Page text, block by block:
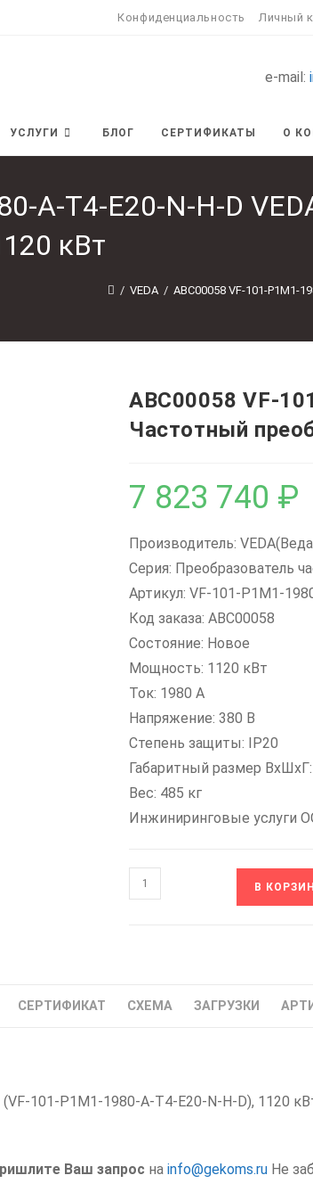
Конфиденциальность Личный
e-mail:
УСЛУГИ БЛОГ СЕРТИФИКАТЫ О
A-T4-E20-N-H-D
кВт
/ VEDA / ABC00058 VF-101-P1M1-
ABC00058 VF-
Частотный
7 823 740 ₽
Производитель:
Серия: Преобразователь
Артикул: VF-101-P1M1-
Код заказа: ABC00058
Состояние: Новое
Мощность: 1120 кВт
Ток: 1980 А
Напряжение: 380 В
Степень защиты: IP20
Габаритный размер
Вес: 485 кг
Инжиниринговые услуги
Количество
товара
1980-
N-
VEDA
В
СЕРТИФИКАТ СХЕМА ЗАГРУЗКИ
101-P1M1-1980-A-T4-E20-N-H-D), 1120
Ваш запрос на info@gekoms.ru Не